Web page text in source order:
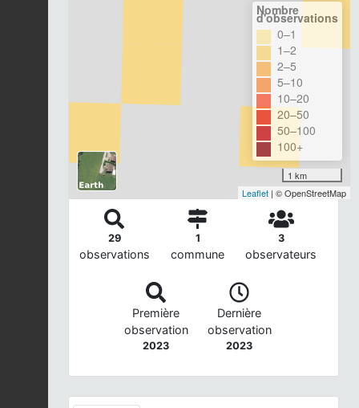
Nombre
d'observations
0–1
1–2
2–5
5–10
10–20
20–50
50–100
100+
1 km
Leaflet | © OpenStreetMap
29
observations
1
commune
3
observateurs
Première
observation
2023
Dernière
observation
2023